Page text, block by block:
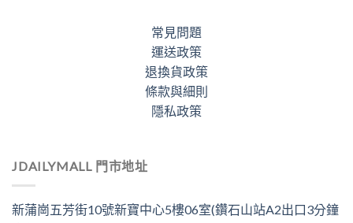
常見問題
運送政策
退換貨政策
條款與細則
隱私政策
JDAILYMALL 門市地址
新蒲崗五芳街10號新寶中心5樓06室(鑽石山站A2出口3分鐘